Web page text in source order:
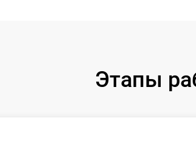
Этапы